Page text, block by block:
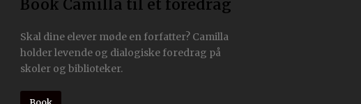
Book Camilla til et foredrag
Skal dine elever møde en forfatter? Camilla
holder levende og dialogiske foredrag på
skoler og biblioteker.